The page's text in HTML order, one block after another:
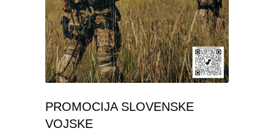
PROMOCIJA SLOVENSKE
VOJSKE